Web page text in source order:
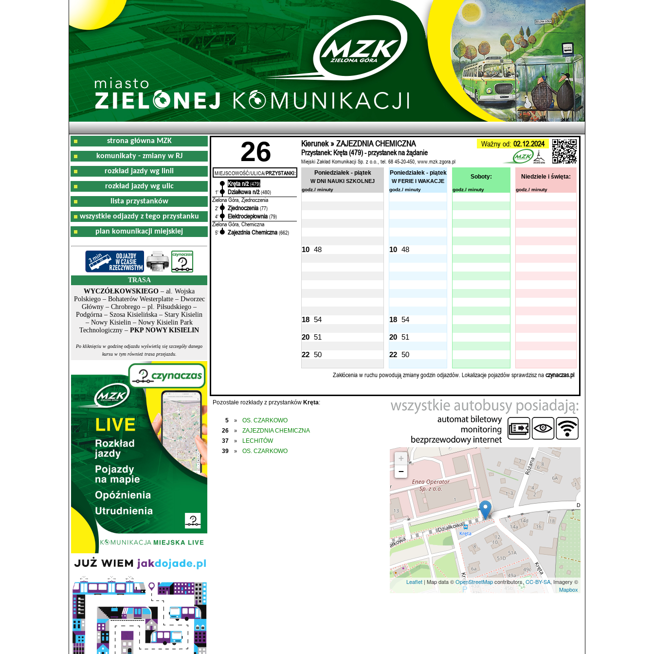
strona główna MZK
komunikaty - zmiany w RJ
rozkład jazdy wg linii
rozkład jazdy wg ulic
lista przystanków
wszystkie odjazdy z tego przystanku
plan komunikacji miejskiej
TRASA
WYCZÓŁKOWSKIEGO – al. Wojska
Polskiego – Bohaterów Westerplatte – Dworzec
Główny – Chrobrego – pl. Piłsudskiego –
Podgórna – Szosa Kisielińska – Stary Kisielin
– Nowy Kisielin – Nowy Kisielin Park
Technologiczny – PKP NOWY KISIELIN
Po kliknięciu w godzinę odjazdu wyświetlą się szczegóły danego
kursu w tym również trasa przejazdu.
26 Kierunek » ZAJEZDNIA CHEMICZNA Ważny od: 02.12.2024
Przystanek: Kręta (479) - przystanek na żądanie
Miejski Zakład Komunikacji Sp. z o.o., tel. 68 45-20-450, www.mzk.zgora.pl
MIEJSCOWOŚĆ/ULICA/PRZYSTANKI:
Kręta n/ż (479)
1'
Działkowa n/ż (480)
Zielona Góra, Zjednoczenia
2' Zjednoczenia (77)
4'
Elektrociepłownia (79)
Zielona Góra, Chemiczna
5' Zajezdnia Chemiczna (662)
Poniedziałek - piątek
W DNI NAUKI SZKOLNEJ
Poniedziałek - piątek
W FERIE I WAKACJE
Soboty: Niedziele i święta:
godz./ minuty godz./ minuty godz./ minuty godz./ minuty
10 48 10 48
18 54 18 54
20 51 20 51
22 50 22 50
Zakłócenia w ruchu powodują zmiany godzin odjazdów. Lokalizacje pojazdów sprawdzisz naczynaczas.pl
Pozostałe rozkłady z przystanków Kręta:
5 »
OS. CZARKOWO
26
»
ZAJEZDNIA CHEMICZNA
37
»
LECHITÓW
39
» OS. CZARKOWO
+
−
Leaflet | Map data ©OpenStreetMapcontributors, CC-BY-SA, Imagery ©
Mapbox